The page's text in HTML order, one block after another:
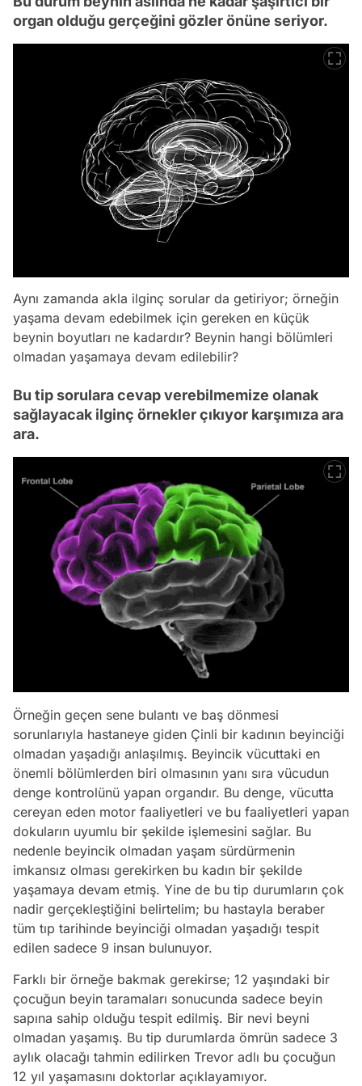
organ olduğu gerçeğini gözler önüne seriyor.
Aynı zamanda akla ilginç sorular da getiriyor; örneğin
yaşama devam edebilmek için gereken en küçük
beynin boyutları ne kadardır? Beynin hangi bölümleri
olmadan yaşamaya devam edilebilir?
Bu tip sorulara cevap verebilmemize olanak
sağlayacak ilginç örnekler çıkıyor karşımıza ara
ara.
Örneğin geçen sene bulantı ve baş dönmesi
sorunlarıyla hastaneye giden Çinli bir kadının beyinciği
olmadan yaşadığı anlaşılmış. Beyincik vücuttaki en
önemli bölümlerden biri olmasının yanı sıra vücudun
denge kontrolünü yapan organdır. Bu denge, vücutta
cereyan eden motor faaliyetleri ve bu faaliyetleri yapan
dokuların uyumlu bir şekilde işlemesini sağlar. Bu
nedenle beyincik olmadan yaşam sürdürmenin
imkansız olması gerekirken bu kadın bir şekilde
yaşamaya devam etmiş. Yine de bu tip durumların çok
nadir gerçekleştiğini belirtelim; bu hastayla beraber
tüm tıp tarihinde beyinciği olmadan yaşadığı tespit
edilen sadece 9 insan bulunuyor.
Farklı bir örneğe bakmak gerekirse; 12 yaşındaki bir
çocuğun beyin taramaları sonucunda sadece beyin
sapına sahip olduğu tespit edilmiş. Bir nevi beyni
olmadan yaşamış. Bu tip durumlarda ömrün sadece 3
aylık olacağı tahmin edilirken Trevor adlı bu çocuğun
12 yıl yaşamasını doktorlar açıklayamıyor.